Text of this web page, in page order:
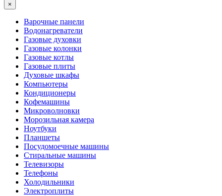
×
Варочные панели
Водонагреватели
Газовые духовки
Газовые колонки
Газовые котлы
Газовые плиты
Духовые шкафы
Компьютеры
Кондиционеры
Кофемашины
Микроволновки
Морозильная камера
Ноутбуки
Планшеты
Посудомоечные машины
Стиральные машины
Телевизоры
Телефоны
Холодильники
Электроплиты